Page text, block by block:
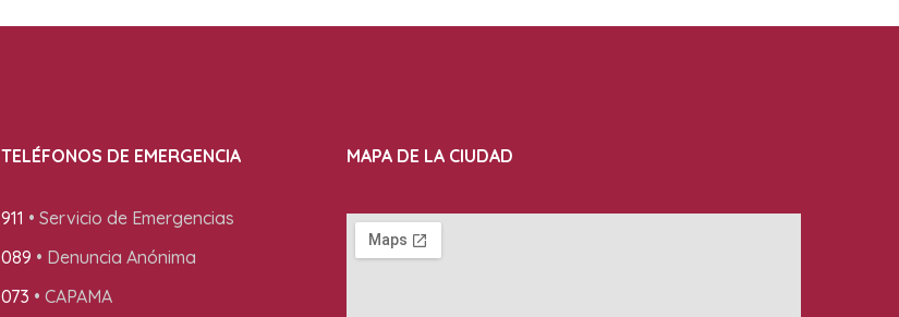
TELÉFONOS DE EMERGENCIA
911 • Servicio de Emergencias
089 • Denuncia Anónima
073 • CAPAMA
MAPA DE LA CIUDAD